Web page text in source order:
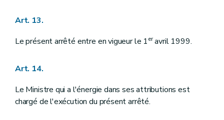
Art. 13.
Le présent arrêté entre en vigueur le 1eravril 1999.
Art. 14.
Le Ministre qui a l'énergie dans ses attributions est
chargé de l'exécution du présent arrêté.